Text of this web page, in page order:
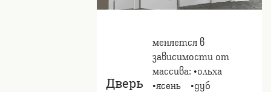
Дверь
меняется в
зависимости от
массива: •ольха
•ясень⠀ •дуб